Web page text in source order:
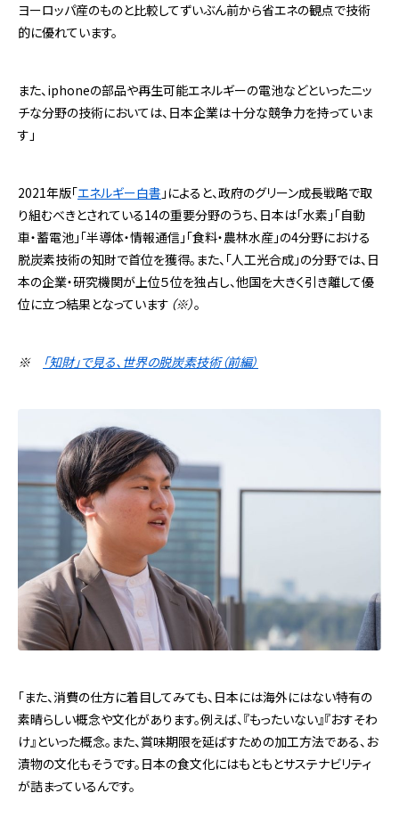
ヨーロッパ産のものと比較してずいぶん前から省エネの観点で技術
的に優れています。
また、iphoneの部品や再生可能エネルギーの電池などといったニッ
チな分野の技術においては、日本企業は十分な競争力を持っていま
す」
2021年版「エネルギー白書 」によると、政府のグリーン成長戦略で取
り組むべきとされている14の重要分野のうち、日本は「水素」「自動
車・蓄電池」「半導体・情報通信」「食料・農林水産」の4分野における
脱炭素技術の知財で首位を獲得。また、「人工光合成」の分野では、日
本の企業・研究機関が上位５位を独占し、他国を大きく引き離して優
位に立つ結果となっています （※）。
※ 「知財」で見る、世界の脱炭素技術（前編）
「また、消費の仕方に着目してみても、日本には海外にはない特有の
素晴らしい概念や文化があります。例えば、『もったいない』『おすそわ
け』といった概念。また、賞味期限を延ばすための加工方法である、お
漬物の文化もそうです。日本の食文化にはもともとサステナビリティ
が詰まっているんです。